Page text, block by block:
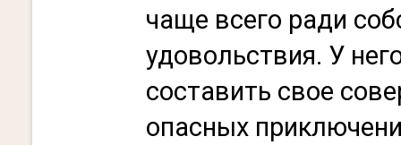
чаще всего ради
удовольствия. У
составить свое
опасных